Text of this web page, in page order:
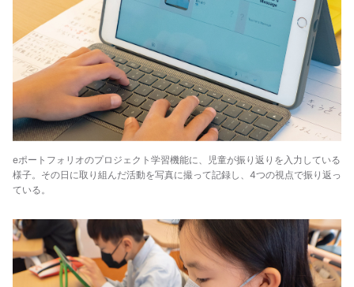
eポートフォリオのプロジェクト学習機能に、児童が振り返りを入力している
様子。その日に取り組んだ活動を写真に撮って記録し、4つの視点で振り返っ
ている。